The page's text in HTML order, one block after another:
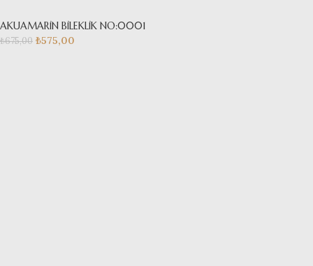
AKUAMARİN BİLEKLİK NO:0001
₺675,00 ₺575,00